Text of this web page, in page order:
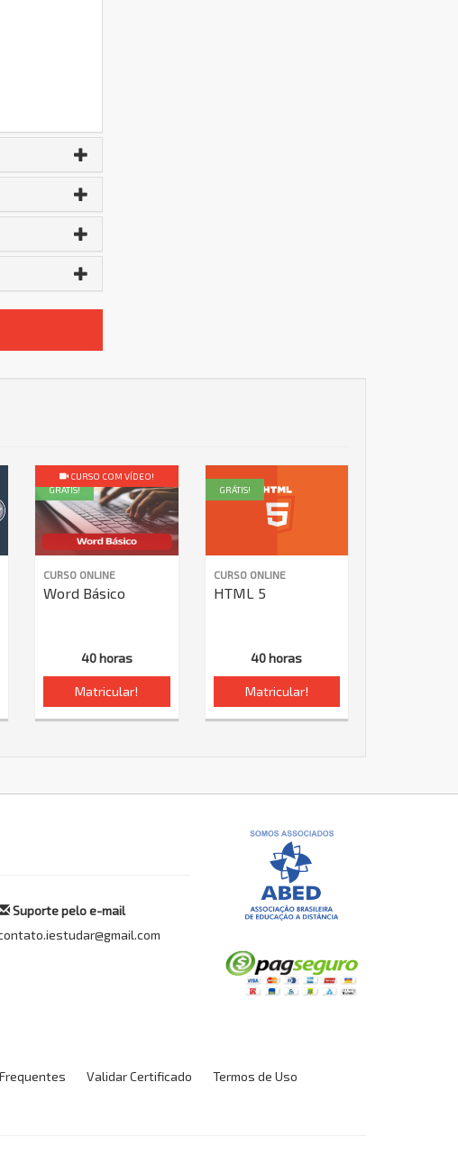
CURSO ONLINE
Word Básico
40 horas
Matricular!
GRÁTIS!
CURSO COM VÍDEO!
CURSO ONLINE
HTML 5
40 horas
Matricular!
GRÁTIS!
Suporte pelo e-mail
Validar Certificado
Termos de Uso